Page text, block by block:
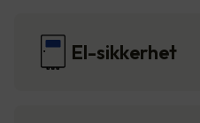
El-sikkerhet